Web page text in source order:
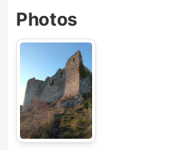
Photos